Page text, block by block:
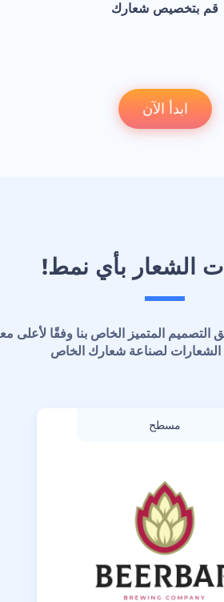
قم بتخصيص شعارك
ابدأ الآن
الشعار بأي نمط!
الشعارات لصناعة شعارك الخاص
مسطح